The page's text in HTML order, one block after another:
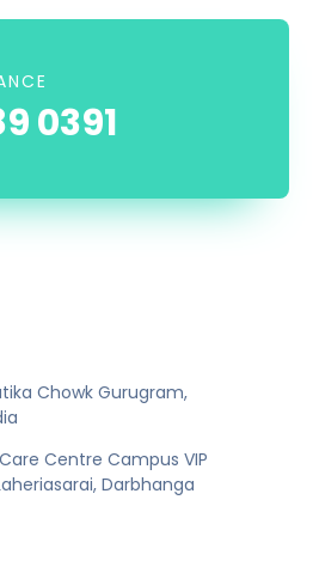
0391
Chowk Gurugram,
Centre Campus VIP
Darbhanga